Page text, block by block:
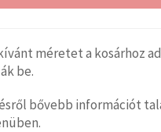
méretet a kosárhoz
be.
bővebb információt